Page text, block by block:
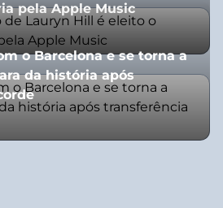
pela Apple Music
o Barcelona e se torna a
da história após